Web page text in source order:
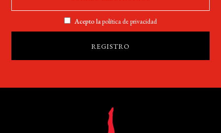
Acepto lapolítica de privacidad